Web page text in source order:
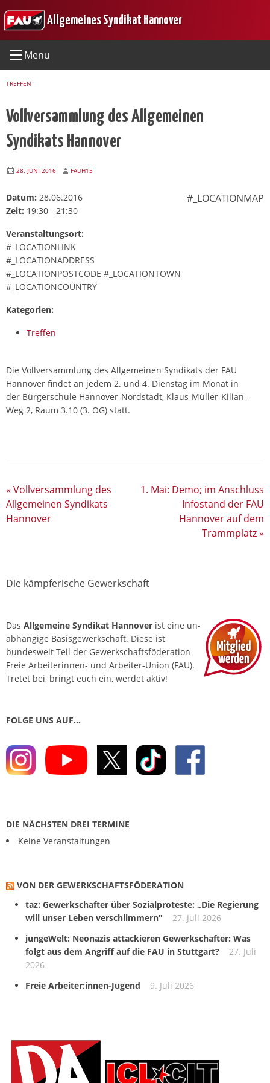
to
Allgemeines Syndikat Hannover
Menu
TREFFEN
Vollversammlung des Allgemeinen
Syndikats Hannover
28. JUNI 2016 FAUH15
#_LOCATIONMAP
Datum: 28.06.2016
Zeit: 19:30 - 21:30
Veranstaltungsort:
#_LOCATIONLINK
#_LOCATIONADDRESS
#_LOCATIONPOSTCODE #_LOCATIONTOWN
#_LOCATIONCOUNTRY
Kategorien:
Treffen
Die Vollversammlung des Allgemeinen Syndikats der FAU
Hannover findet an jedem 2. und 4. Dienstag im Monat in
der Bürgerschule Hannover-Nordstadt, Klaus-Müller-Kilian-
Weg 2, Raum 3.10 (3. OG) statt.
« Vollversammlung des
Allgemeinen Syndikats
Hannover
1. Mai: Demo; im Anschluss
Infostand der FAU
Hannover auf dem
Trammplatz»
Die kämpferische Gewerkschaft
Das Allgemeine Syndikat Hannover ist eine un­
abhängige Basis­gewerkschaft. Diese ist
bundesweit Teil der Gewerkschafts­föderation
Freie Arbeiterinnen- und Arbeiter-Union (FAU).
Tretet bei, bringt euch ein, werdet aktiv!
FOLGE UNS AUF…
DIE NÄCHSTEN DREI TERMINE
Keine Veranstaltungen
VON DER GEWERKSCHAFTS­FÖDERATION
taz: Gewerkschafter über Sozialproteste: „Die Regierung
will unser Leben verschlimmern"
27. Juli 2026
jungeWelt: Neonazis attackieren Gewerkschafter: Was
folgt aus dem Angriff auf die FAU in Stuttgart?
27. Juli
2026
Freie Arbeiter:innen-Jugend
9. Juli 2026